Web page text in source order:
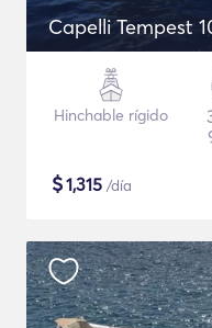
Capelli Tempest
Hinchable rígido
$1,315 /día